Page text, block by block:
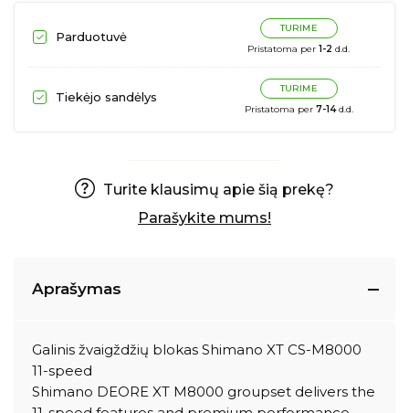
Parduotuvė
TURIME
Pristatoma per1-2 d.d.
Tiekėjo sandėlys
TURIME
Pristatoma per 7-14d.d.
Turite klausimų apie šią prekę?
Parašykite mums!
Aprašymas
Galinis žvaigždžių blokas Shimano XT CS-M8000
11-speed
Shimano DEORE XT M8000 groupset delivers the